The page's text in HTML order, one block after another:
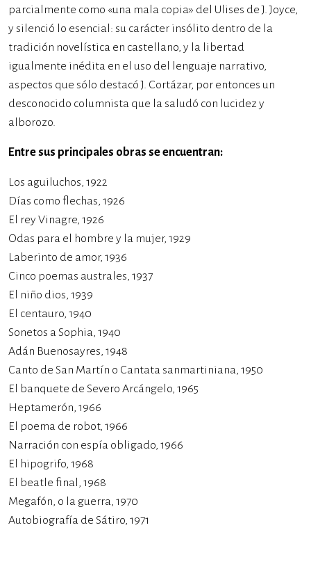
parcialmente como «una mala copia» del Ulises de J. Joyce,
y silenció lo esencial: su carácter insólito dentro de la
tradición novelística en castellano, y la libertad
igualmente inédita en el uso del lenguaje narrativo,
aspectos que sólo destacó J. Cortázar, por entonces un
desconocido columnista que la saludó con lucidez y
alborozo.
Entre sus principales obras se encuentran:
Los aguiluchos, 1922
Días como flechas, 1926
El rey Vinagre, 1926
Odas para el hombre y la mujer, 1929
Laberinto de amor, 1936
Cinco poemas australes, 1937
El niño dios, 1939
El centauro, 1940
Sonetos a Sophia, 1940
Adán Buenosayres, 1948
Canto de San Martín o Cantata sanmartiniana, 1950
El banquete de Severo Arcángelo, 1965
Heptamerón, 1966
El poema de robot, 1966
Narración con espía obligado, 1966
El hipogrifo, 1968
El beatle final, 1968
Megafón, o la guerra, 1970
Autobiografía de Sátiro, 1971